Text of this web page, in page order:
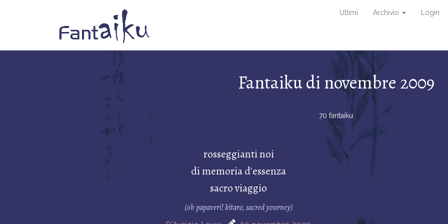
Ultimi Archivio Login
Fantaiku di novembre 2009
70 fantaiku
rosseggianti noi
di memoria d'essenza
sacro viaggio
(oh papaveri! kitaro, sacred yourney)